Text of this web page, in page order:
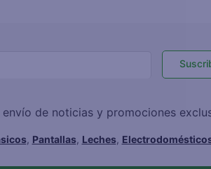
de noticias y promociones
, Pantallas, Leches,